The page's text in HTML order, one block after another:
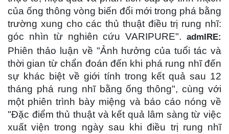
của ống thông vòng biến đổi mới trong phá bằng
trường xung cho các thủ thuật điều trị rung nhĩ:
góc nhìn từ nghiên cứu VARIPURE". admIRE:
Phiên thảo luận về "Ảnh hưởng của tuổi tác và
thời gian từ chẩn đoán đến khi phá rung nhĩ đến
sự khác biệt về giới tính trong kết quả sau 12
tháng phá rung nhĩ bằng ống thông", cùng với
một phiên trình bày miệng và báo cáo nóng về
"Đặc điểm thủ thuật và kết quả lâm sàng từ việc
xuất viện trong ngày sau khi điều trị rung nhĩ